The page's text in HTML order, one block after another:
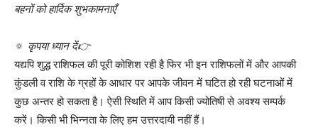
बहनों को हार्दिक शुभकामनाएँ
🔅 कृपया ध्यान दें👉
यद्यपि शुद्ध राशिफल की पूरी कोशिश रही है फिर भी इन राशिफलों में और आपकी
कुंडली व राशि के ग्रहों के आधार पर आपके जीवन में घटित हो रही घटनाओं में
कुछ अन्तर हो सकता है। ऐसी स्थिति में आप किसी ज्योतिषी से अवश्य सम्पर्क
करें। किसी भी भिन्नता के लिए हम उत्तरदायी नहीं हैं।